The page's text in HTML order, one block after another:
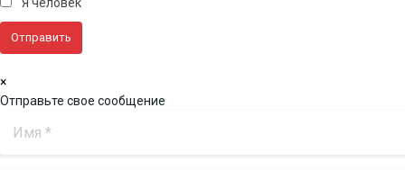
×
Отправьте свое сообщение